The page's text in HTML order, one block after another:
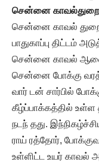
சென்னை காவல்துறை
சென்னை காவல் துறை
பாதுகாப்பு திட்டம்
சென்னை காவல்
சென்னை போக்கு
வார் டன் சார்பில்
கீழ்ப்பாக்கத்தில் உள்ள
நடந் தது.
ராய் ரத்தோர்,
உள்ளிட்ட உயர் காவல்